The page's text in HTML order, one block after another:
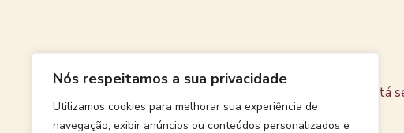
Nós respeitamos a sua privacidade
Utilizamos cookies para melhorar sua experiência de
navegação, exibir anúncios ou conteúdos personalizados e
Algo grande está